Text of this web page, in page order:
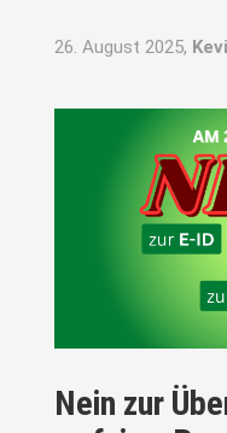
26. August 2025,
Nein zur